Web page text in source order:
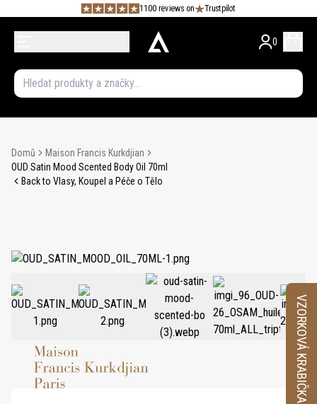
1100 reviews on Trustpilot
0
Domů
Maison Francis Kurkdjian
OUD Satin Mood Scented Body Oil 70ml
Back to Vlasy, Koupel a Péče o Tělo
VZORKOVÁ KRABIČKA